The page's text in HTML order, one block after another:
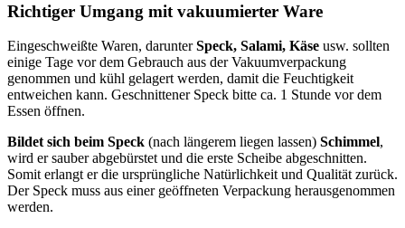
Richtiger Umgang mit vakuumierter Ware
Eingeschweißte Waren, darunterSpeck, Salami, Käse usw. sollten
einige Tage vor dem Gebrauch aus der Vakuumverpackung
genommen und kühl gelagert werden, damit die Feuchtigkeit
entweichen kann. Geschnittener Speck bitte ca. 1 Stunde vor dem
Essen öffnen.
Bildet sich beim Speck (nach längerem liegen lassen) Schimmel,
wird er sauber abgebürstet und die erste Scheibe abgeschnitten.
Somit erlangt er die ursprüngliche Natürlichkeit und Qualität zurück.
Der Speck muss aus einer geöffneten Verpackung herausgenommen
werden.